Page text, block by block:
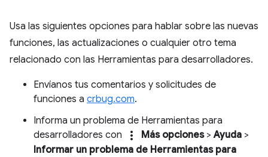
Usa las siguientes opciones para hablar sobre las nuevas
funciones, las actualizaciones o cualquier otro tema
relacionado con las Herramientas para desarrolladores.
Envíanos tus comentarios y solicitudes de
funciones a crbug.com.
Informa un problema de Herramientas para
desarrolladores con
more_vert Más opciones>Ayuda >
Informar un problema de Herramientas para